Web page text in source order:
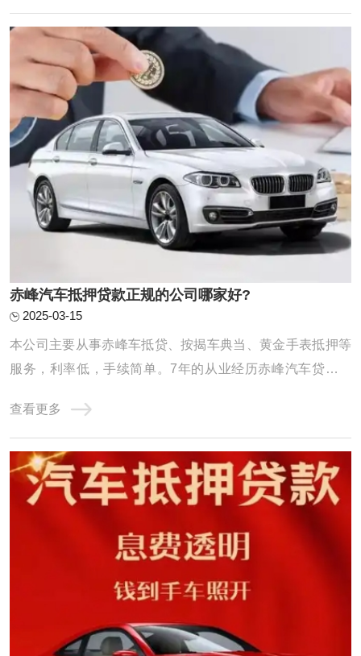
分为全款车和按揭车的。按揭车一般抵押在或者贷款公司。
对于申请赤峰汽车抵押贷款一定要选择 ...
赤峰汽车抵押贷款正规的公司哪家好?
2025-03-15
本公司主要从事赤峰车抵贷、按揭车典当、黄金手表抵押等
服务，利率低，手续简单。7年的从业经历赤峰汽车贷款积
以“客户利益至上”为服务宗旨，为您量身定做便捷、适合的
方案，为广大客户排忧解难，建立了多方位、稳固的渠道合
作关系，成为渠道与客户之间的纽带和桥梁， ...
查看更多